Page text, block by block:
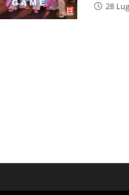
28